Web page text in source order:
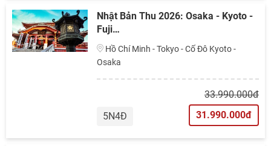
Nhật Bản Thu 2026: Osaka - Kyoto -
Fuji…
Osaka
5N4Đ
33.990.000đ
31.990.000đ